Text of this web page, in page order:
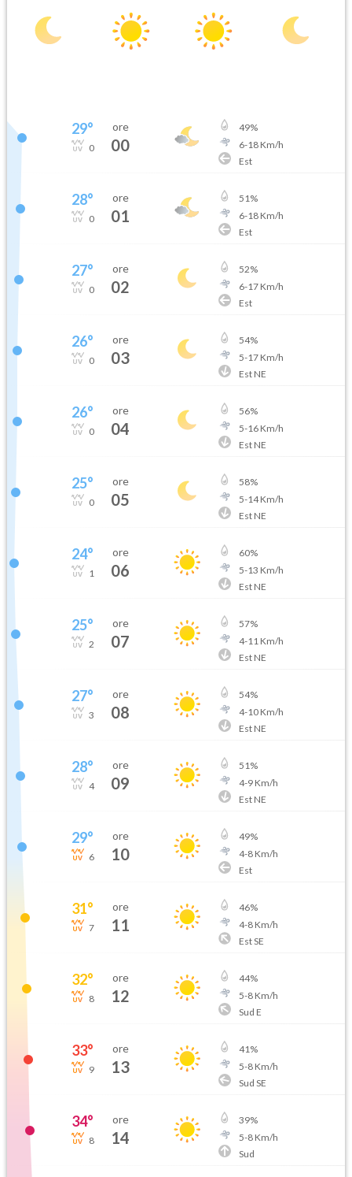
29°
0
ore
00
49%
6-18Km/h
Est
28°
0
ore
01
51%
6-18Km/h
Est
27°
0
ore
02
52%
6-17Km/h
Est
26°
0
ore
03
54%
5-17Km/h
Est NE
26°
0
ore
04
56%
5-16Km/h
Est NE
25°
0
ore
05
58%
5-14Km/h
Est NE
24°
1
ore
06
60%
5-13 Km/h
Est NE
25°
2
ore
07
57%
4-11 Km/h
Est NE
27°
3
ore
08
54%
4-10Km/h
Est NE
28°
4
ore
09
51%
4-9Km/h
Est NE
29°
6
ore
10
49%
4-8Km/h
Est
31°
7
ore
11
46%
4-8Km/h
Est SE
32°
8
ore
12
44%
5-8Km/h
Sud E
33°
9
ore
13
41%
5-8Km/h
Sud SE
34°
8
ore
14
39%
5-8Km/h
Sud